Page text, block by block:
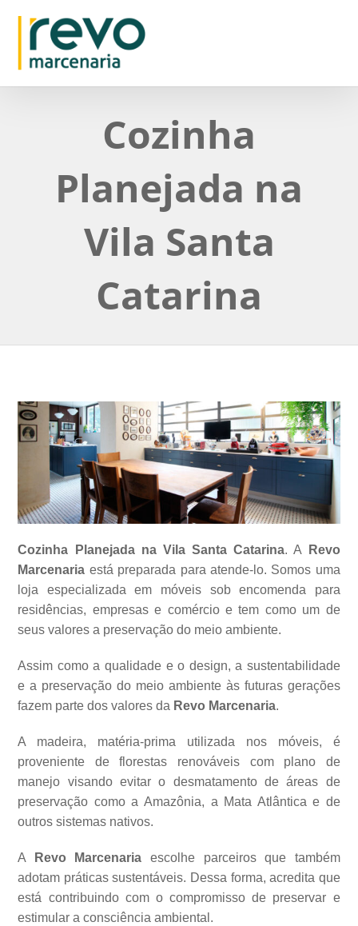
Cozinha
Planejada na
Vila Santa
Catarina
Cozinha Planejada na Vila Santa Catarina. A
Revo
Marcenaria está preparada para atende-lo. Somos uma
loja especializada em móveis sob encomenda para
residências, empresas e comércio e tem como um de
seus valores a preservação do meio ambiente.
Assim como a qualidade e o design, a sustentabilidade
e a preservação do meio ambiente às futuras gerações
fazem parte dos valores da Revo Marcenaria.
A madeira, matéria-prima utilizada nos móveis, é
proveniente de florestas renováveis com plano de
manejo visando evitar o desmatamento de áreas de
preservação como a Amazônia, a Mata Atlântica e de
outros sistemas nativos.
A Revo Marcenaria escolhe parceiros que também
adotam práticas sustentáveis. Dessa forma, acredita que
está contribuindo com o compromisso de preservar e
estimular a consciência ambiental.